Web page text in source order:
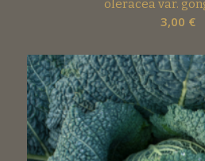
oleracea var.
3,00 €